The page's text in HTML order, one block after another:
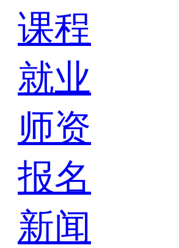
课程
就业
师资
报名
新闻